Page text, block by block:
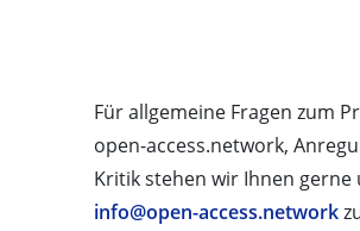
Für allgemeine Fragen zum
open-access.network,
Kritik stehen wir Ihnen gerne
info@open-access.network